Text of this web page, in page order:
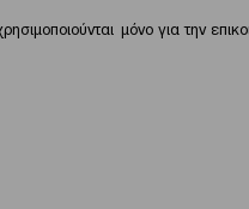
μόνο για την